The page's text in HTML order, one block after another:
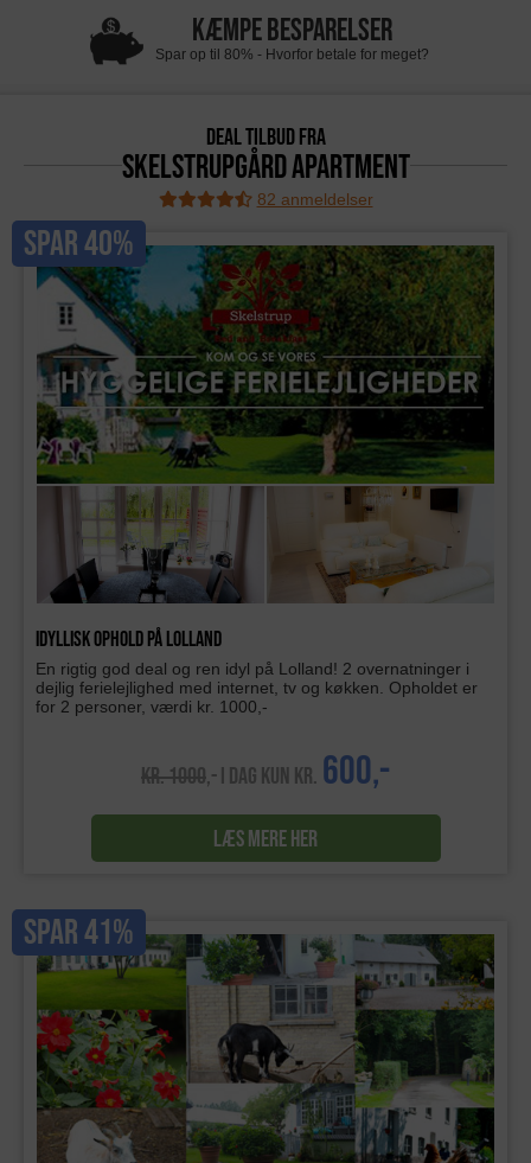
KÆMPE BESPARELSER
Spar op til 80% - Hvorfor betale for meget?
DEAL TILBUD FRA
Skelstrupgård Apartment
82 anmeldelser
SPAR 40%
Idyllisk ophold på Lolland
En rigtig god deal og ren idyl på Lolland! 2 overnatninger i
dejlig ferielejlighed med internet, tv og køkken. Opholdet er
for 2 personer, værdi kr. 1000,-
KR. 1000,- I DAG KUN KR. 600,-
LÆS MERE HER
SPAR 41%